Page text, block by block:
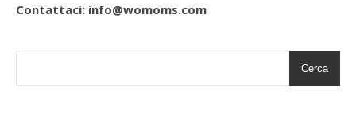
Contattaci: info@womoms.com
Cerca